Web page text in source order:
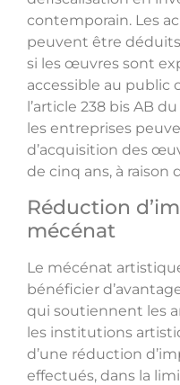
contemporain. Les
peuvent être
si les œuvres sont
accessible au public
l’article 238 bis AB
les entreprises
d’acquisition des
de cinq ans, à raison
Réduction
mécénat
Le mécénat
bénéficier
qui soutiennent les
les institutions
d’une réduction
effectués, dans la